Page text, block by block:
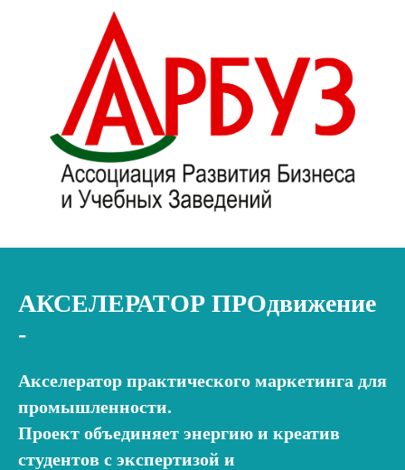
АКСЕЛЕРАТОР ПРОдвижение
-
Акселератор практического маркетинга для
промышленности.
Проект объединяет энергию и креатив
студентов с экспертизой и